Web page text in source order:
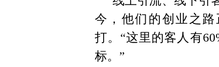
今，他们的创业之
打。“这里的客人有
标。”